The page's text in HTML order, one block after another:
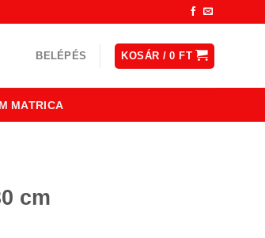
BELÉPÉS KOSÁR /0FT
MATRICA
cm